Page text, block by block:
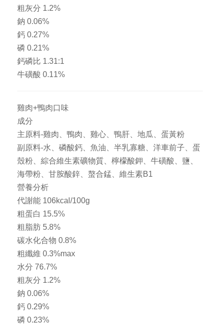
粗灰分 1.2%
鈉 0.06%
鈣 0.27%
磷 0.21%
鈣磷比 1.31:1
牛磺酸 0.11%
雞肉+鴨肉口味
成分
主原料-雞肉、鴨肉、雞心、鴨肝、地瓜、蛋黃粉
副原料-水、磷酸鈣、魚油、半乳寡糖、洋車前子、蛋
殼粉、綜合維生素礦物質、檸檬酸鉀、牛磺酸、鹽、
海帶粉、甘胺酸鋅、螯合錳、維生素B1
營養分析
代謝能 106kcal/100g
粗蛋白 15.5%
粗脂肪 5.8%
碳水化合物 0.8%
粗纖維 0.3%max
水分 76.7%
粗灰分 1.2%
鈉 0.06%
鈣 0.29%
磷 0.23%